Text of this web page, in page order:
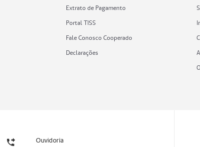
Extrato de Pagamento
Portal TISS
Fale Conosco Cooperado
Declarações
Ouvidoria